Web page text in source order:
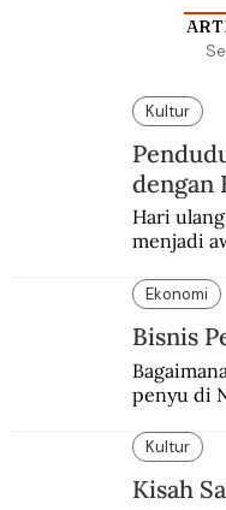
Kultur
dengan
Hari
menjadi
anyelir
simbol
Ekonomi
Bisnis
penyu di
Kultur
Kisah